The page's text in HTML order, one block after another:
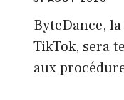
ByteDance,
TikTok, sera
aux